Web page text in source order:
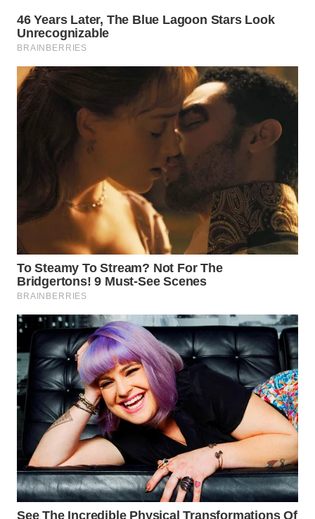
SULSEL
WN
GORONTALO
WN
WN
DAIRI
WN
DANAU
TOBA
WN
NIAS
WN
LANGKAT
WN
TAPANULI